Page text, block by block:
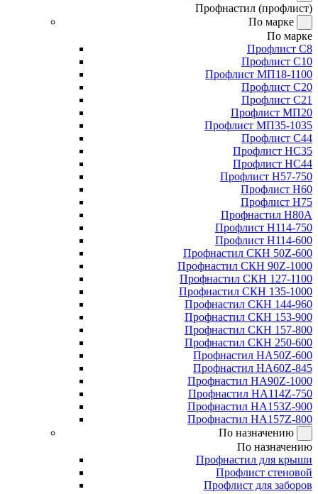
Профнастил (профлист)
По марке
По марке
Профлист С8
Профлист С10
Профлист МП18-1100
Профлист С20
Профлист С21
Профлист МП20
Профлист МП35-1035
Профлист С44
Профлист НС35
Профлист НС44
Профлист Н57-750
Профлист Н60
Профлист Н75
Профнастил Н80А
Профлист Н114-750
Профлист Н114-600
Профнастил СКН 50Z-600
Профнастил СКН 90Z-1000
Профнастил СКН 127-1100
Профнастил СКН 135-1000
Профнастил СКН 144-960
Профнастил СКН 153-900
Профнастил СКН 157-800
Профнастил СКН 250-600
Профнастил НА50Z-600
Профнастил НА60Z-845
Профнастил НА90Z-1000
Профнастил НА114Z-750
Профнастил НА153Z-900
Профнастил НА157Z-800
По назначению
По назначению
Профнастил для крыши
Профлист стеновой
Профлист для заборов